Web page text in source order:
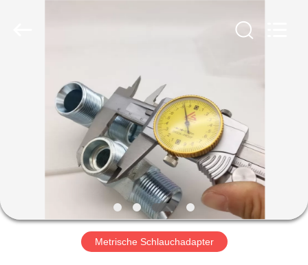
PRODUKTE
FABRIK-
AUSFLUGMetrische Schlauchadapter